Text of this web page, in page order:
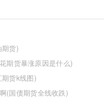
货)
期货暴涨原因是什么)
货k线图)
(国债期货全线收跌)